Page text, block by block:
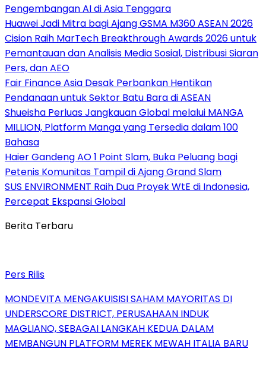
Pengembangan AI di Asia Tenggara
Huawei Jadi Mitra bagi Ajang GSMA M360 ASEAN 2026
Cision Raih MarTech Breakthrough Awards 2026 untuk
Pemantauan dan Analisis Media Sosial, Distribusi Siaran
Pers, dan AEO
Fair Finance Asia Desak Perbankan Hentikan
Pendanaan untuk Sektor Batu Bara di ASEAN
Shueisha Perluas Jangkauan Global melalui MANGA
MILLION, Platform Manga yang Tersedia dalam 100
Bahasa
Haier Gandeng AO 1 Point Slam, Buka Peluang bagi
Petenis Komunitas Tampil di Ajang Grand Slam
SUS ENVIRONMENT Raih Dua Proyek WtE di Indonesia,
Percepat Ekspansi Global
Berita Terbaru
Pers Rilis
MONDEVITA MENGAKUISISI SAHAM MAYORITAS DI
UNDERSCORE DISTRICT, PERUSAHAAN INDUK
MAGLIANO, SEBAGAI LANGKAH KEDUA DALAM
MEMBANGUN PLATFORM MEREK MEWAH ITALIA BARU